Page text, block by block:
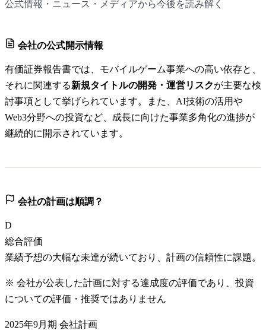
公式情報・ニュース・メディアから今後を読み解く
会社の公式開示情報
有価証券報告書では、モバイルゲーム事業への高い依存と、
それに関連する新規タイトルの開発・運営リスクが主要な検
討事項として挙げられています。また、AI技術の活用や
Web3分野への投資など、成長に向けた事業多角化の進捗が
継続的に開示されています。
会社の計画は順調？
D
総合評価
業績予想の大幅な未達が続いており、計画の信頼性に課題。
※ 会社が公表した計画に対する達成度の評価であり、投資
についての評価・推奨ではありません
2025年9月期 会社計画